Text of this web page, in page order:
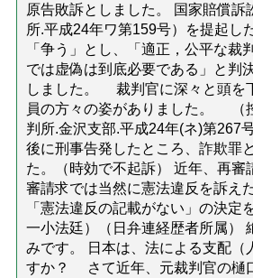
原告敗訴としました。 国家賠償訴
所.平成24年ワ第159号）を提起
「争う」とし、「適正，公平な裁
では虚偽は到底必要である」と判
しました。 裁判官に深々と頭を
員の方々の姿がありました。 （
判所.金沢支部.平成24年(ネ)第267
後に刑事告発したところ、詐欺罪
た。（時効で不起訴） 近年、再審
審請求では当然に憲法違反を訴え
「憲法違反の記載がない」の決定
一小法廷）（日弁連経歴者所属）
みです。 日本は、法による支配（
すか？ さて近年、元裁判官の樋